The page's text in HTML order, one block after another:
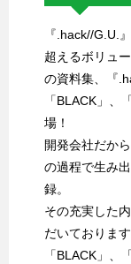
『.hack//G.U.
超えるボリュ
の資料集、『
「BLACK」、
場！
開発会社だか
の過程で生み
録。
その充実した
だいておりま
「BLACK」、